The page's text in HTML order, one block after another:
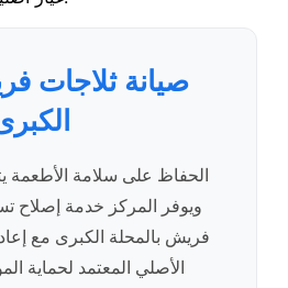
صيانة ثلاجات
الحفاظ على سلامة الأطعمة
ويوفر المركز خدمة إصلاح
فريش بالمحلة الكبرى مع
الأصلي المعتمد لحماية